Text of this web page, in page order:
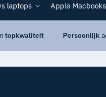
laptops Apple Macbooks
topkwaliteit Persoonlijk